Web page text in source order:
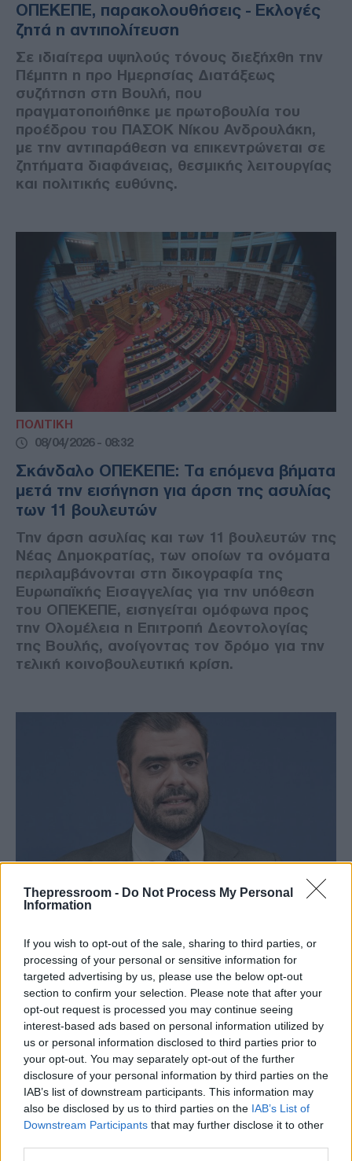
Thepressroom - Do Not Process My Personal
Information
If you wish to opt-out of the sale, sharing to third parties, or
processing of your personal or sensitive information for
targeted advertising by us, please use the below opt-out
section to confirm your selection. Please note that after your
opt-out request is processed you may continue seeing
interest-based ads based on personal information utilized by
us or personal information disclosed to third parties prior to
your opt-out. You may separately opt-out of the further
disclosure of your personal information by third parties on the
IAB’s list of downstream participants. This information may
also be disclosed by us to third parties on the IAB’s List of
Downstream Participants that may further disclose it to other
ΟΠΕΚΕΠΕ, παρακολουθήσεις - Εκλογές
ζητά η αντιπολίτευση
Σε ιδιαίτερα υψηλούς τόνους διεξήχθη την
Πέμπτη η προ Ημερησίας Διατάξεως
συζήτηση στη Βουλή, που
πραγματοποιήθηκε με πρωτοβουλία του
προέδρου του ΠΑΣΟΚ Νίκου Ανδρουλάκη,
με την αντιπαράθεση να επικεντρώνεται σε
ζητήματα διαφάνειας, θεσμικής λειτουργίας
και πολιτικής ευθύνης.
ΠΟΛΙΤΙΚΗ
08/04/2026 - 08:32
Σκάνδαλο ΟΠΕΚΕΠΕ: Τα επόμενα βήματα
μετά την εισήγηση για άρση της ασυλίας
των 11 βουλευτών
Την άρση ασυλίας και των 11 βουλευτών της
Νέας Δημοκρατίας, των οποίων τα ονόματα
περιλαμβάνονται στη δικογραφία της
Ευρωπαϊκής Εισαγγελίας για την υπόθεση
του ΟΠΕΚΕΠΕ, εισηγείται ομόφωνα προς
την Ολομέλεια η Επιτροπή Δεοντολογίας
της Βουλής, ανοίγοντας τον δρόμο για την
τελική κοινοβουλευτική κρίση.
ΠΟΛΙΤΙΚΗ
Μαρινάκης: Το ρουσφέτι αντιμετωπίζεται
με μεταρρυθμίσεις, όχι εξαγγελίες -
Ανοίγει η συζήτηση για ασυμβίβαστο
Για το ζήτημα του ρουσφετιού, τις πολιτικές
παρεμβάσεις της κυβέρνησης και τις
εξελίξεις γύρω από την υπόθεση του
ΟΠΕΚΕΠΕ τοποθετήθηκε στην ΕΡΤ ο
κυβερνητικός εκπρόσωπος, Παύλος
Μαρινάκης, δίνοντας έμφαση στον ρόλο
της Δικαιοσύνης και στην ανάγκη θεσμικής
σοβαρότητας.